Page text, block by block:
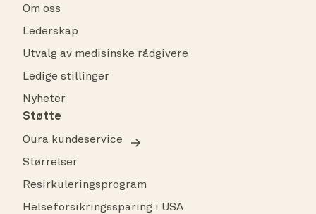
Om oss
Lederskap
Utvalg av medisinske rådgivere
Ledige stillinger
Nyheter
Støtte
Oura kundeservice
Størrelser
Resirkuleringsprogram
Helseforsikringssparing i USA